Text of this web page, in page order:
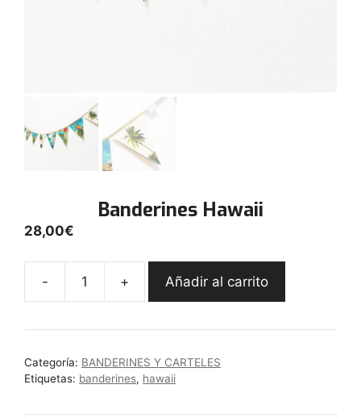
Banderines Hawaii
28,00€
-
Banderines
cantidad
+ Añadir al carrito
Categoría: BANDERINES Y CARTELES
Etiquetas: banderines, hawaii